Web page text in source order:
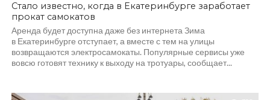
Стало известно, когда в Екатеринбурге заработает
прокат самокатов
Аренда будет доступна даже без интернета Зима
в Екатеринбурге отступает, а вместе с тем на улицы
возвращаются электросамокаты. Популярные сервисы уже
вовсю готовят технику к выходу на тротуары, сообщает...